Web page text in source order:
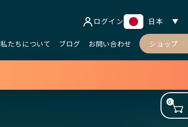
ログイン 日本
私たちについて ブログ お問い合わせ ショップ
0